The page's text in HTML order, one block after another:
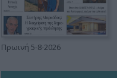
Πρωινή 5-8-2026